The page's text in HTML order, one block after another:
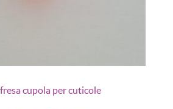
cupola per cuticole